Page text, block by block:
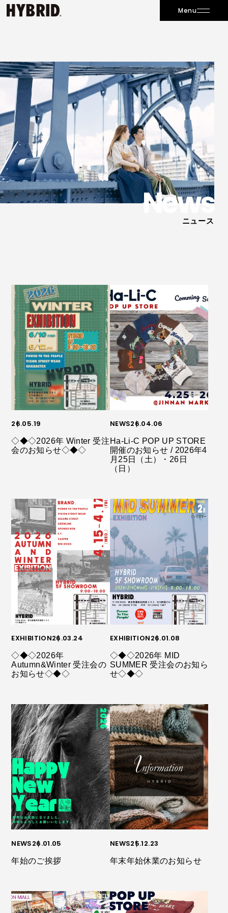
Menu
News
ニュース
26.05.19
◇◆◇2026年 Winter 受注
会のお知らせ◇◆◇
NEWS26.04.06
Ha-Li-C POP UP STORE
開催のお知らせ / 2026年4
月25日（土）・26日
（日）
EXHIBITION26.03.24
◇◆◇2026年
Autumn&Winter 受注会の
お知らせ◇◆◇
EXHIBITION26.01.08
◇◆◇2026年 MID
SUMMER 受注会のお知ら
せ◇◆◇
NEWS26.01.05
年始のご挨拶
NEWS25.12.23
年末年始休業のお知らせ